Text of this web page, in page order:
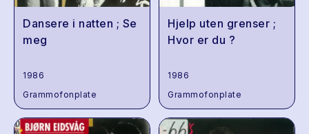
Dansere i natten ; Se
meg
1986
Grammofonplate
Hjelp uten grenser ;
Hvor er du ?
1986
Grammofonplate